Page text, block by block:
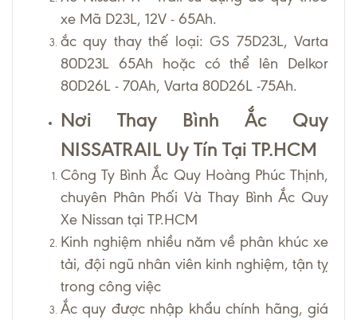
xe Mã D23L, 12V - 65Ah.
ắc quy thay thế loại: GS 75D23L, Varta
80D23L 65Ah hoặc có thể lên Delkor
80D26L - 70Ah, Varta 80D26L -75Ah.
Nơi Thay Bình Ắc Quy
NISSATRAIL Uy Tín Tại TP.HCM
Công Ty Bình Ắc Quy Hoàng Phúc Thịnh,
chuyên Phân Phối Và Thay Bình Ắc Quy
Xe Nissan tại TP.HCM
Kinh nghiệm nhiều năm về phân khúc xe
tải, đội ngũ nhân viên kinh nghiệm, tận tỵ
trong công việc
Ắc quy được nhập khẩu chính hãng, giá